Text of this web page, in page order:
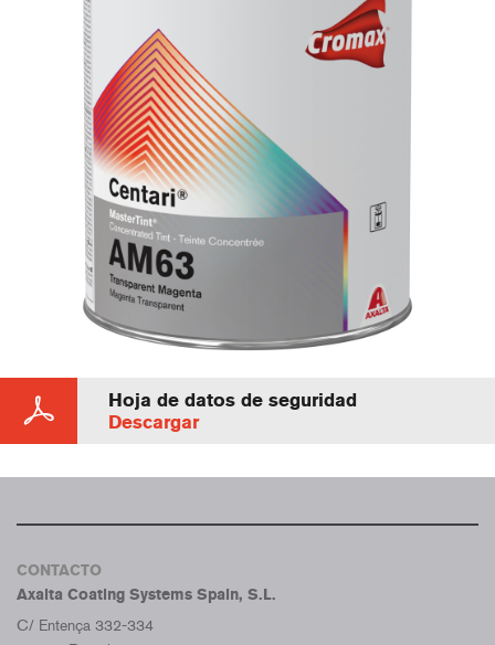
Hoja de datos de seguridad
Descargar
CONTACTO
Axalta Coating Systems Spain, S.L.
C/ Entença 332-334